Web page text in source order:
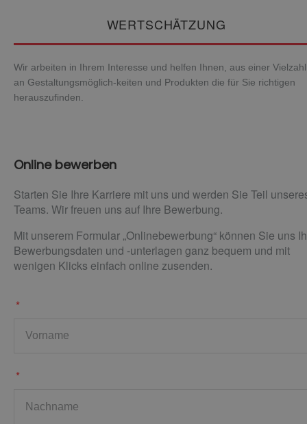
WERTSCHÄTZUNG
Wir arbeiten in Ihrem Interesse und helfen Ihnen, aus einer Vielzahl
an Gestaltungsmöglich-keiten und Produkten die für Sie richtigen
herauszufinden.
Online bewerben
Starten Sie Ihre Karriere mit uns und werden Sie Teil
Teams. Wir freuen uns auf Ihre Bewerbung.
Mit unserem Formular „Onlinebewerbung“ können Sie uns
Bewerbungsdaten und -unterlagen ganz bequem und mit
wenigen Klicks einfach online zusenden.